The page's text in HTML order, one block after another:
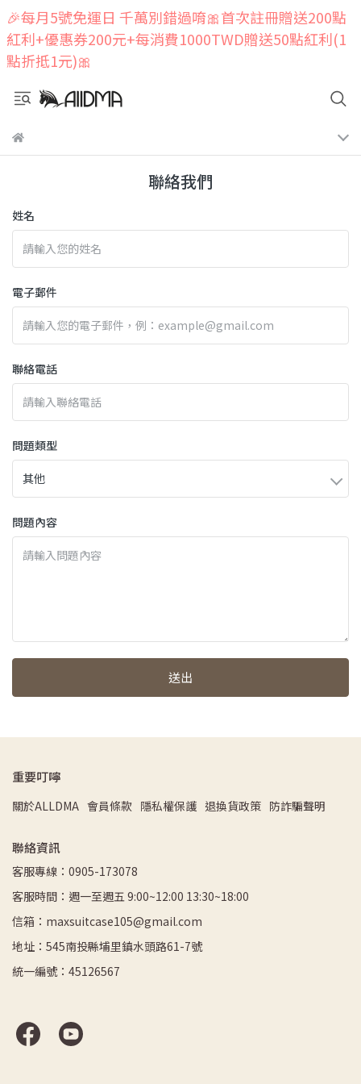
🎉每月5號免運日 千萬別錯過唷🎀首次註冊贈送200點
紅利+優惠券200元+每消費1000TWD贈送50點紅利(1
點折抵1元)🎀
聯絡我們
姓名
電子郵件
聯絡電話
問題類型
問題內容
送出
重要叮嚀
關於ALLDMA 會員條款 隱私權保護 退換貨政策 防詐騙聲明
聯絡資訊
客服專線：0905-173078
客服時間：週一至週五 9:00~12:00 13:30~18:00
信箱：maxsuitcase105@gmail.com
地址：545南投縣埔里鎮水頭路61-7號
統一編號：45126567